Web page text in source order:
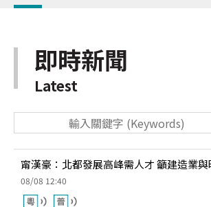
即時新聞
Latest
甯漢豪：北都發展高峰需人才 籲建造業
08/08 12:40